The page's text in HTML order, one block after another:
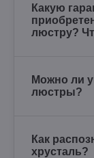
Какую
люстру?
Можно ли
люстры?
Как
хрусталь?